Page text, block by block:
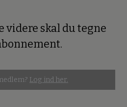
videre skal du tegne
Log ind her.